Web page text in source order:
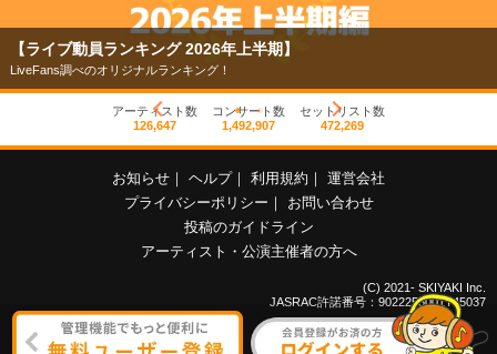
【ライブ動員ランキング 2026年上半期】
LiveFans調べのオリジナルランキング！
アーティスト数
126,647
コンサート数
1,492,907
セットリスト数
472,269
お知らせ ｜ ヘルプ｜ 利用規約 ｜ 運営会社
プライバシーポリシー ｜
お問い合わせ
投稿のガイドライン
アーティスト・公演主催者の方へ
(C) 2021- SKIYAKI Inc.
JASRAC許諾番号：9022255001Y45037